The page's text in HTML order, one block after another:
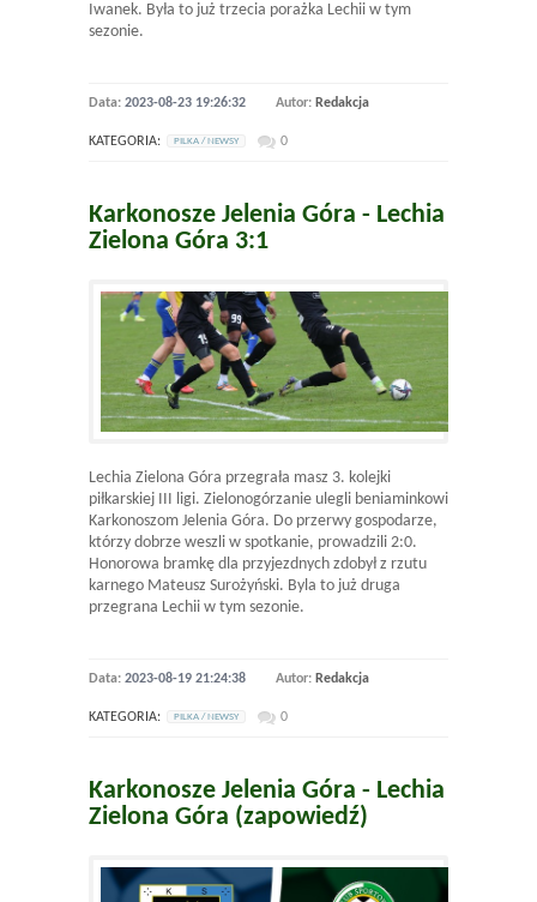
Iwanek. Była to już trzecia porażka Lechii w tym
sezonie.
Data: 2023-08-23 19:26:32 Autor: Redakcja
KATEGORIA: PILKA / NEWSY 0
Karkonosze Jelenia Góra - Lechia
Zielona Góra 3:1
Lechia Zielona Góra przegrała masz 3. kolejki
piłkarskiej III ligi. Zielonogórzanie ulegli beniaminkowi
Karkonoszom Jelenia Góra. Do przerwy gospodarze,
którzy dobrze weszli w spotkanie, prowadzili 2:0.
Honorowa bramkę dla przyjezdnych zdobył z rzutu
karnego Mateusz Surożyński. Byla to już druga
przegrana Lechii w tym sezonie.
Data: 2023-08-19 21:24:38 Autor: Redakcja
KATEGORIA: PILKA / NEWSY 0
Karkonosze Jelenia Góra - Lechia
Zielona Góra (zapowiedź)